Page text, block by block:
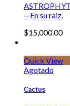
—En su raiz.
$15,000.00
Quick View
Agotado
Cactus